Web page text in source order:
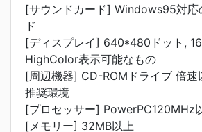
[サウンドカード] Windows95対応
ド
[ディスプレイ] 640*480ドット, 16
HighColor表示可能なもの
[周辺機器] CD-ROMドライブ 倍速
推奨環境
[プロセッサー] PowerPC120MHz
[メモリー] 32MB以上